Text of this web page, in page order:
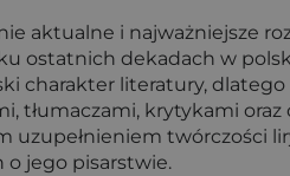
aktualne i najważniejsze
ostatnich dekadach w
charakter literatury,
tłumaczami, krytykami
twórczości
jego pisarstwie.